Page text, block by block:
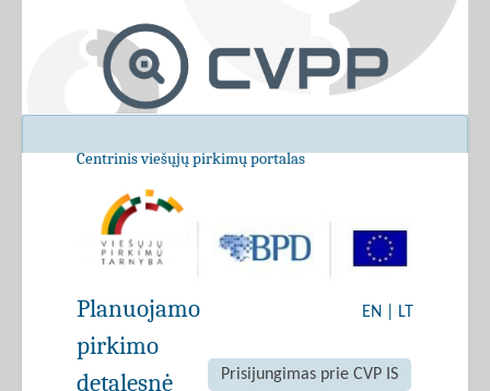
Centrinis viešųjų pirkimų portalas
EN LT
Prisijungimas prie CVP IS
Planuojamo
pirkimo
detalesnė